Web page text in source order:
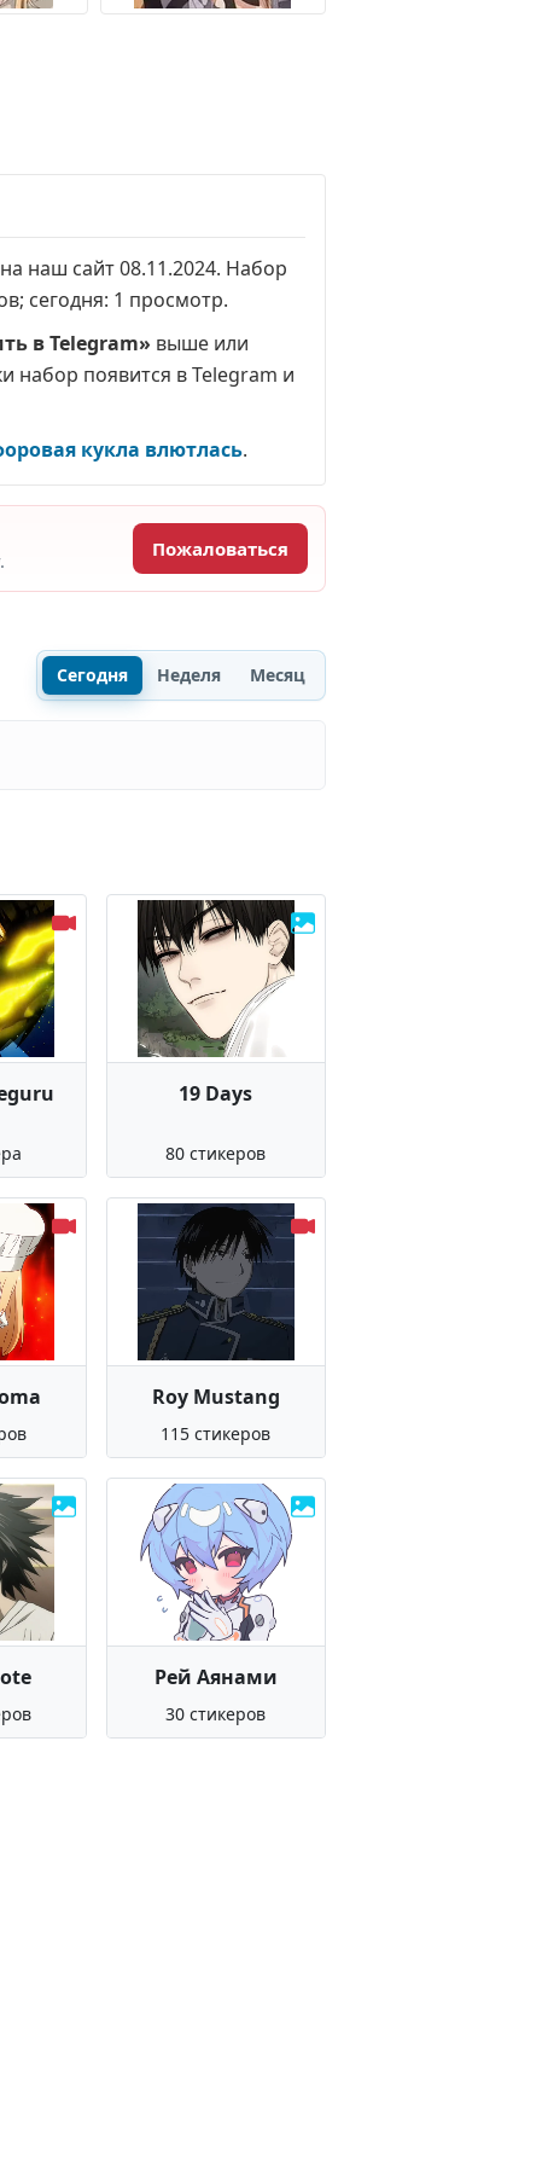
наш сайт 08.11.2024. Набор
; сегодня: 1 просмотр.
в Telegram» выше или
набор появится в Telegram и
кукла влютлась.
Пожаловаться
Сегодня Неделя Месяц
19 Days
80 стикеров
Roy Mustang
115 стикеров
Рей Аянами
30 стикеров